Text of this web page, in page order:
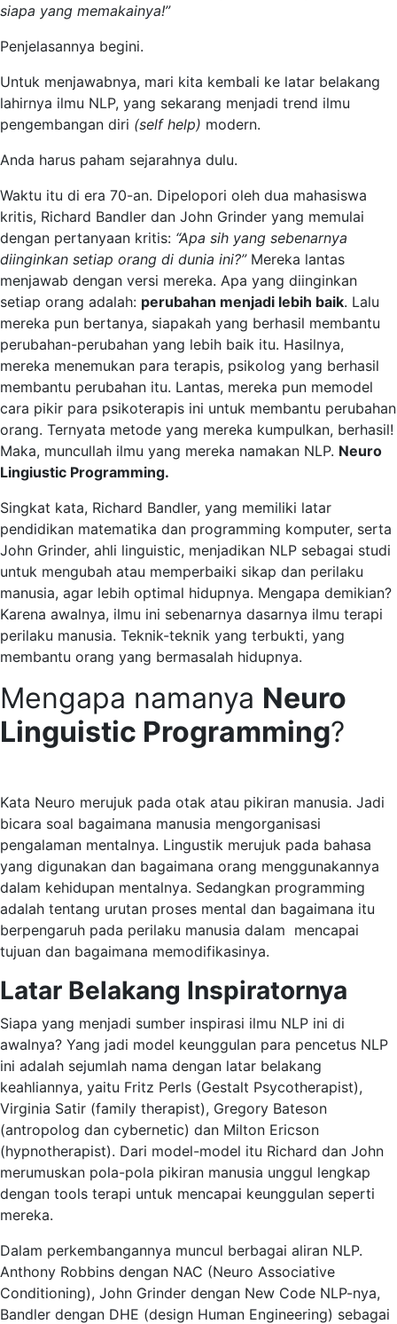
siapa yang memakainya!”
Penjelasannya begini.
Untuk menjawabnya, mari kita kembali ke latar belakang
lahirnya ilmu NLP, yang sekarang menjadi trend ilmu
pengembangan diri (self help) modern.
Anda harus paham sejarahnya dulu.
Waktu itu di era 70-an. Dipelopori oleh dua mahasiswa
kritis, Richard Bandler dan John Grinder yang memulai
dengan pertanyaan kritis: “Apa sih yang sebenarnya
diinginkan setiap orang di dunia ini?”Mereka lantas
menjawab dengan versi mereka. Apa yang diinginkan
setiap orang adalah: perubahan menjadi lebih baik. Lalu
mereka pun bertanya, siapakah yang berhasil membantu
perubahan-perubahan yang lebih baik itu. Hasilnya,
mereka menemukan para terapis, psikolog yang berhasil
membantu perubahan itu. Lantas, mereka pun memodel
cara pikir para psikoterapis ini untuk membantu perubahan
orang. Ternyata metode yang mereka kumpulkan, berhasil!
Maka, muncullah ilmu yang mereka namakan NLP. Neuro
Lingiustic Programming.
Singkat kata, Richard Bandler, yang memiliki latar
pendidikan matematika dan programming komputer, serta
John Grinder, ahli linguistic, menjadikan NLP sebagai studi
untuk mengubah atau memperbaiki sikap dan perilaku
manusia, agar lebih optimal hidupnya. Mengapa demikian?
Karena awalnya, ilmu ini sebenarnya dasarnya ilmu terapi
perilaku manusia. Teknik-teknik yang terbukti, yang
membantu orang yang bermasalah hidupnya.
Mengapa namanya Neuro
Linguistic Programming?
Kata Neuro merujuk pada otak atau pikiran manusia. Jadi
bicara soal bagaimana manusia mengorganisasi
pengalaman mentalnya. Lingustik merujuk pada bahasa
yang digunakan dan bagaimana orang menggunakannya
dalam kehidupan mentalnya. Sedangkan programming
adalah tentang urutan proses mental dan bagaimana itu
berpengaruh pada perilaku manusia dalam mencapai
tujuan dan bagaimana memodifikasinya.
Latar Belakang Inspiratornya
Siapa yang menjadi sumber inspirasi ilmu NLP ini di
awalnya? Yang jadi model keunggulan para pencetus NLP
ini adalah sejumlah nama dengan latar belakang
keahliannya, yaitu Fritz Perls (Gestalt Psycotherapist),
Virginia Satir (family therapist), Gregory Bateson
(antropolog dan cybernetic) dan Milton Ericson
(hypnotherapist). Dari model-model itu Richard dan John
merumuskan pola-pola pikiran manusia unggul lengkap
dengan tools terapi untuk mencapai keunggulan seperti
mereka.
Dalam perkembangannya muncul berbagai aliran NLP.
Anthony Robbins dengan NAC (Neuro Associative
Conditioning), John Grinder dengan New Code NLP-nya,
Bandler dengan DHE (design Human Engineering) sebagai